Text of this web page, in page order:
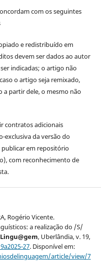
com os seguintes
e redistribuído em
devem ser dados ao autor
indicadas; o artigo não
o artigo seja remixado,
partir dele, o mesmo não
contratos adicionais
exclusiva da versão do
em repositório
com reconhecimento de
Rogério Vicente.
a realização do /S/
, Uberlândia, v. 19,
27. Disponível em:
article/view/7